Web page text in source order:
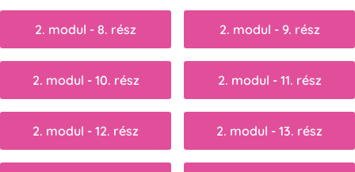
2. modul - 8. rész 2. modul - 9. rész
2. modul - 10. rész 2. modul - 11. rész
2. modul - 12. rész 2. modul - 13. rész